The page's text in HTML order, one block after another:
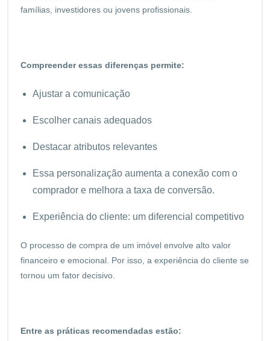
famílias, investidores ou jovens profissionais.
Compreender essas diferenças permite:
Ajustar a comunicação
Escolher canais adequados
Destacar atributos relevantes
Essa personalização aumenta a conexão com o
comprador e melhora a taxa de conversão.
Experiência do cliente: um diferencial competitivo
O processo de compra de um imóvel envolve alto valor
financeiro e emocional. Por isso, a experiência do cliente se
tornou um fator decisivo.
Entre as práticas recomendadas estão: